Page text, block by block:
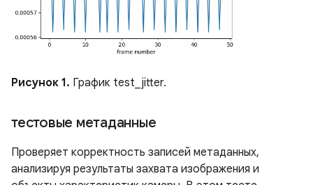
Рисунок 1. График test_jitter.
тестовые метаданные
Проверяет корректность записей метаданных,
анализируя результаты захвата изображения и